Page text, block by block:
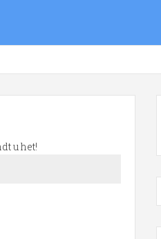
u het!
onderstaand overzicht